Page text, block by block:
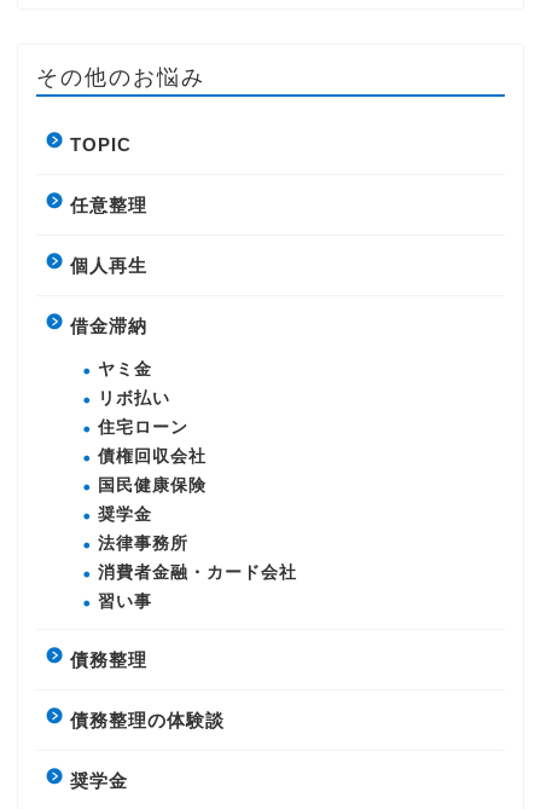
その他のお悩み
TOPIC
任意整理
個人再生
借金滞納
ヤミ金
リボ払い
住宅ローン
債権回収会社
国民健康保険
奨学金
法律事務所
消費者金融・カード会社
習い事
債務整理
債務整理の体験談
奨学金